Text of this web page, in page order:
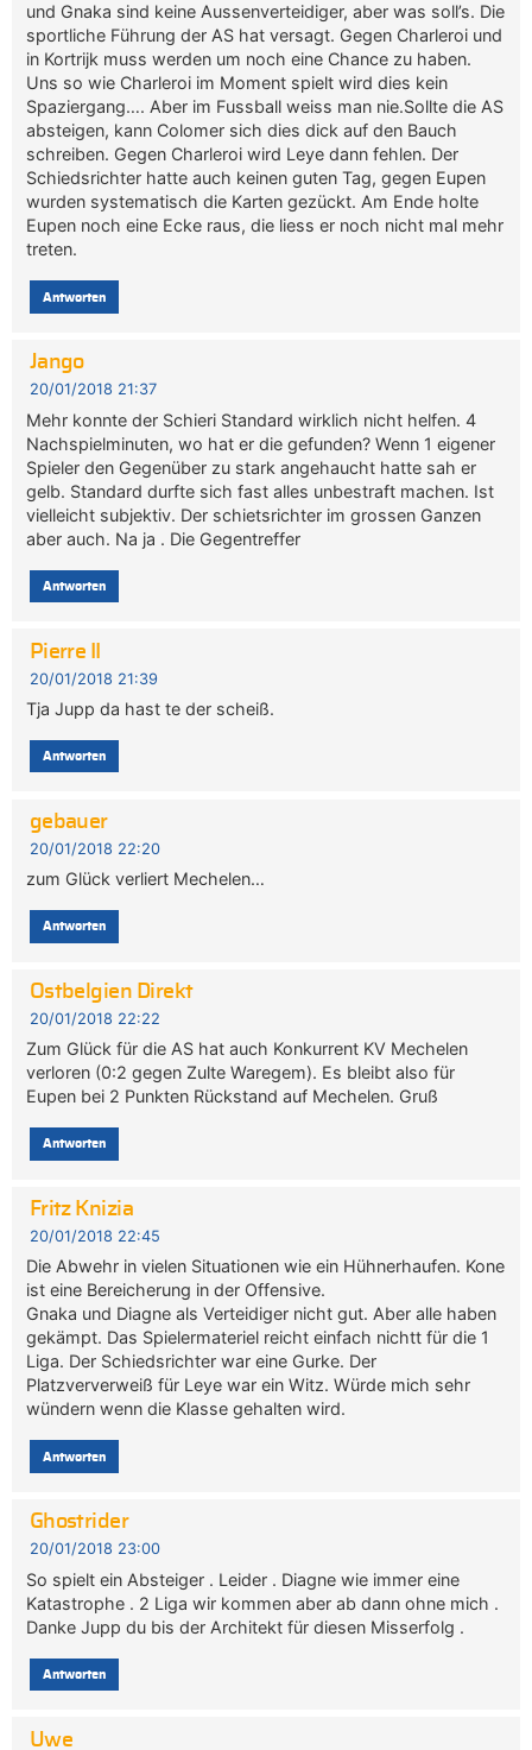
und Gnaka sind keine Aussenverteidiger, aber was soll’s. Die
sportliche Führung der AS hat versagt. Gegen Charleroi und
in Kortrijk muss werden um noch eine Chance zu haben.
Uns so wie Charleroi im Moment spielt wird dies kein
Spaziergang…. Aber im Fussball weiss man nie.Sollte die AS
absteigen, kann Colomer sich dies dick auf den Bauch
schreiben. Gegen Charleroi wird Leye dann fehlen. Der
Schiedsrichter hatte auch keinen guten Tag, gegen Eupen
wurden systematisch die Karten gezückt. Am Ende holte
Eupen noch eine Ecke raus, die liess er noch nicht mal mehr
treten.
Antworten
Jango
20/01/2018 21:37
Mehr konnte der Schieri Standard wirklich nicht helfen. 4
Nachspielminuten, wo hat er die gefunden? Wenn 1 eigener
Spieler den Gegenüber zu stark angehaucht hatte sah er
gelb. Standard durfte sich fast alles unbestraft machen. Ist
vielleicht subjektiv. Der schietsrichter im grossen Ganzen
aber auch. Na ja . Die Gegentreffer
Antworten
Pierre II
20/01/2018 21:39
Tja Jupp da hast te der scheiß.
Antworten
gebauer
20/01/2018 22:20
zum Glück verliert Mechelen…
Antworten
Ostbelgien Direkt
20/01/2018 22:22
Zum Glück für die AS hat auch Konkurrent KV Mechelen
verloren (0:2 gegen Zulte Waregem). Es bleibt also für
Eupen bei 2 Punkten Rückstand auf Mechelen. Gruß
Antworten
Fritz Knizia
20/01/2018 22:45
Die Abwehr in vielen Situationen wie ein Hühnerhaufen. Kone
ist eine Bereicherung in der Offensive.
Gnaka und Diagne als Verteidiger nicht gut. Aber alle haben
gekämpt. Das Spielermateriel reicht einfach nichtt für die 1
Liga. Der Schiedsrichter war eine Gurke. Der
Platzververweiß für Leye war ein Witz. Würde mich sehr
wündern wenn die Klasse gehalten wird.
Antworten
Ghostrider
20/01/2018 23:00
So spielt ein Absteiger . Leider . Diagne wie immer eine
Katastrophe . 2 Liga wir kommen aber ab dann ohne mich .
Danke Jupp du bis der Architekt für diesen Misserfolg .
Antworten
Uwe